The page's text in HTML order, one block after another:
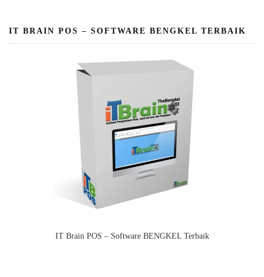
IT BRAIN POS – SOFTWARE BENGKEL TERBAIK
IT Brain POS – Software BENGKEL Terbaik